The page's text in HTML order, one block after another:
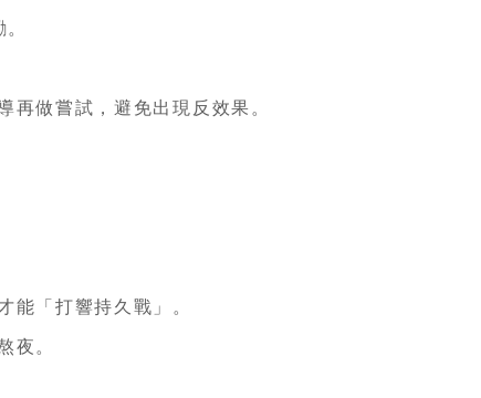
再做嘗試，避免出現反效果。
能「打響持久戰」。
夜。